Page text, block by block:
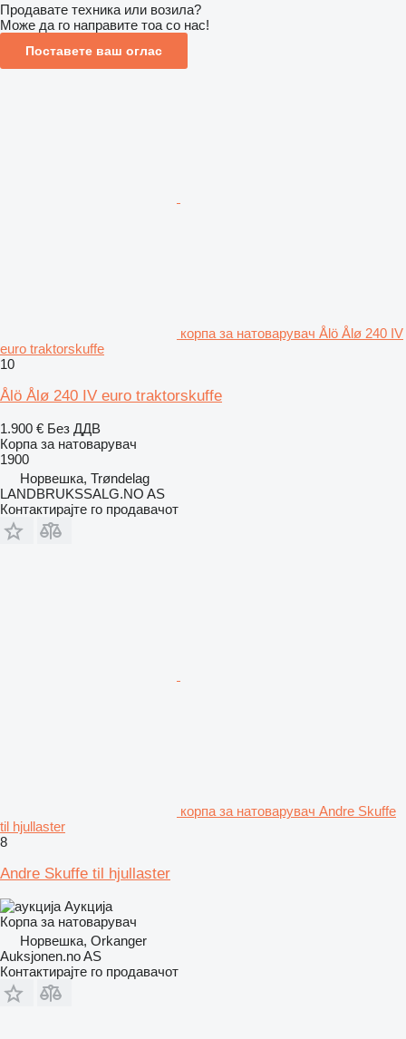
Продавате техника или возила?
Може да го направите тоа со нас!
Поставете ваш оглас
корпа за натоварувач Ålö Ålø 240 IV
euro traktorskuffe
10
Ålö Ålø 240 IV euro traktorskuffe
1.900 € Без ДДВ
Корпа за натоварувач
1900
Норвешка, Trøndelag
LANDBRUKSSALG.NO AS
Контактирајте го продавачот
корпа за натоварувач Andre Skuffe
til hjullaster
8
Andre Skuffe til hjullaster
Аукција
Корпа за натоварувач
Норвешка, Orkanger
Auksjonen.no AS
Контактирајте го продавачот